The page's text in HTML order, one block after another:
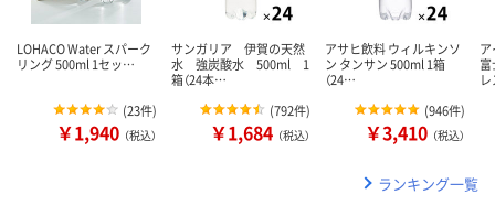
LOHACO Water スパーク
リング 500ml 1セッ…
(23件)
￥1,940 （税込）
サンガリア 伊賀の天然
水 強炭酸水 500ml 1
箱（24本…
(792件)
￥1,684 （税込）
アサヒ飲料 ウィルキンソ
ン タンサン 500ml 1箱
（24…
(946件)
￥3,410 （税込）
ランキング一覧